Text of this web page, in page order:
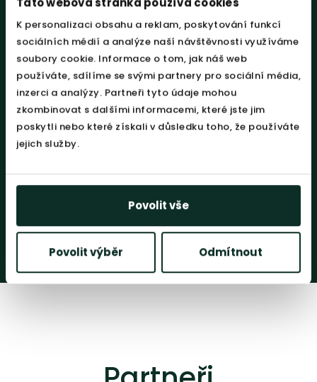
K personalizaci obsahu a reklam, poskytování funkcí
sociálních médií a analýze naší návštěvnosti využíváme
soubory cookie. Informace o tom, jak náš web
používáte, sdílíme se svými partnery pro sociální média,
inzerci a analýzy. Partneři tyto údaje mohou
zkombinovat s dalšími informacemi, které jste jim
poskytli nebo které získali v důsledku toho, že používáte
jejich služby.
Povolit vše
Povolit výběr Odmítnout
Meopta s.r.o.
Všechny reference